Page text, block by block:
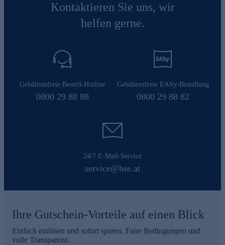
Kontaktieren Sie uns, wir
helfen gerne.
Gebührenfreie Bestell-Hotline
0800 29 88 88
Gebührenfreie EASy-Bestellung
0800 29 88 82
24/7 E-Mail-Service
service@hse.at
Ihre Gutschein-Vorteile auf einen Blick
Einfach einlösen und sofort sparen. Faire Bedingungen und
volle Transparenz.